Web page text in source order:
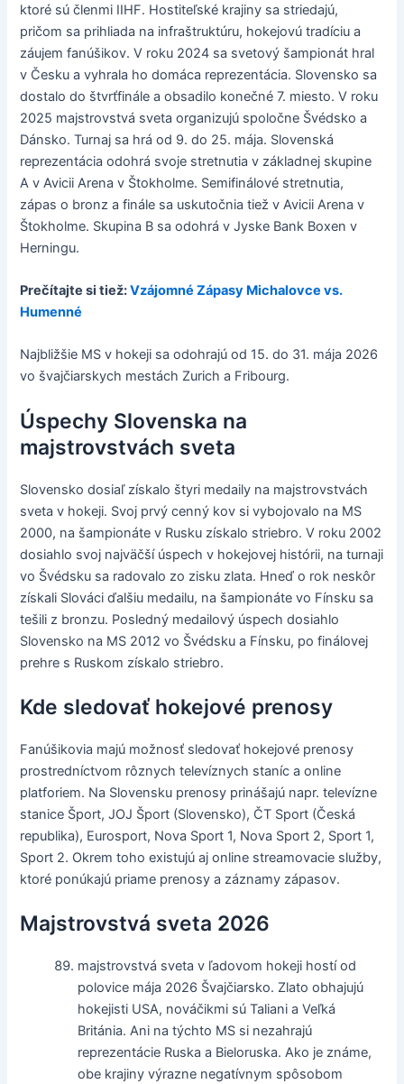
ktoré sú členmi IIHF. Hostiteľské krajiny sa striedajú,
pričom sa prihliada na infraštruktúru, hokejovú tradíciu a
záujem fanúšikov. V roku 2024 sa svetový šampionát hral
v Česku a vyhrala ho domáca reprezentácia. Slovensko sa
dostalo do štvrťfinále a obsadilo konečné 7. miesto. V roku
2025 majstrovstvá sveta organizujú spoločne Švédsko a
Dánsko. Turnaj sa hrá od 9. do 25. mája. Slovenská
reprezentácia odohrá svoje stretnutia v základnej skupine
A v Avicii Arena v Štokholme. Semifinálové stretnutia,
zápas o bronz a finále sa uskutočnia tiež v Avicii Arena v
Štokholme. Skupina B sa odohrá v Jyske Bank Boxen v
Herningu.
Prečítajte si tiež:Vzájomné Zápasy Michalovce vs.
Humenné
Najbližšie MS v hokeji sa odohrajú od 15. do 31. mája 2026
vo švajčiarskych mestách Zurich a Fribourg.
Úspechy Slovenska na
majstrovstvách sveta
Slovensko dosiaľ získalo štyri medaily na majstrovstvách
sveta v hokeji. Svoj prvý cenný kov si vybojovalo na MS
2000, na šampionáte v Rusku získalo striebro. V roku 2002
dosiahlo svoj najväčší úspech v hokejovej histórii, na turnaji
vo Švédsku sa radovalo zo zisku zlata. Hneď o rok neskôr
získali Slováci ďalšiu medailu, na šampionáte vo Fínsku sa
tešili z bronzu. Posledný medailový úspech dosiahlo
Slovensko na MS 2012 vo Švédsku a Fínsku, po finálovej
prehre s Ruskom získalo striebro.
Kde sledovať hokejové prenosy
Fanúšikovia majú možnosť sledovať hokejové prenosy
prostredníctvom rôznych televíznych staníc a online
platforiem. Na Slovensku prenosy prinášajú napr. televízne
stanice Šport, JOJ Šport (Slovensko), ČT Sport (Česká
republika), Eurosport, Nova Sport 1, Nova Sport 2, Sport 1,
Sport 2. Okrem toho existujú aj online streamovacie služby,
ktoré ponúkajú priame prenosy a záznamy zápasov.
Majstrovstvá sveta 2026
majstrovstvá sveta v ľadovom hokeji hostí od
polovice mája 2026 Švajčiarsko. Zlato obhajujú
hokejisti USA, nováčikmi sú Taliani a Veľká
Británia. Ani na týchto MS si nezahrajú
reprezentácie Ruska a Bieloruska. Ako je známe,
obe krajiny výrazne negatívnym spôsobom